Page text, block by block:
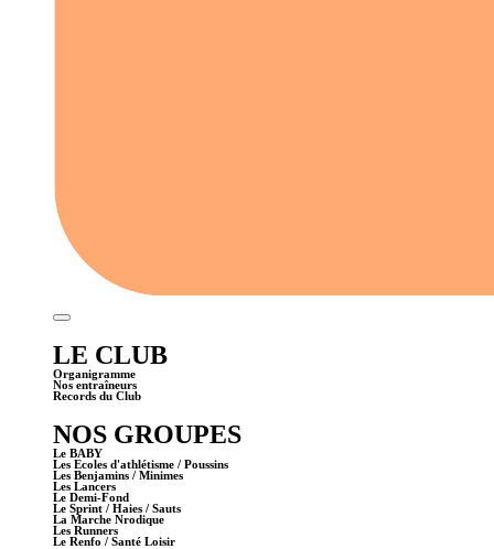
LE CLUB
Organigramme
Nos entraîneurs
Records du Club
NOS GROUPES
Le BABY
Les Ecoles d'athlétisme / Poussins
Les Benjamins / Minimes
Les Lancers
Le Demi-Fond
Le Sprint / Haies / Sauts
La Marche Nrodique
Les Runners
Le Renfo / Santé Loisir